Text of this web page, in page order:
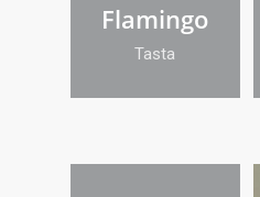
Flamingo
Tasta